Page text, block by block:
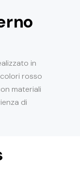
in
rosso
materiali
di